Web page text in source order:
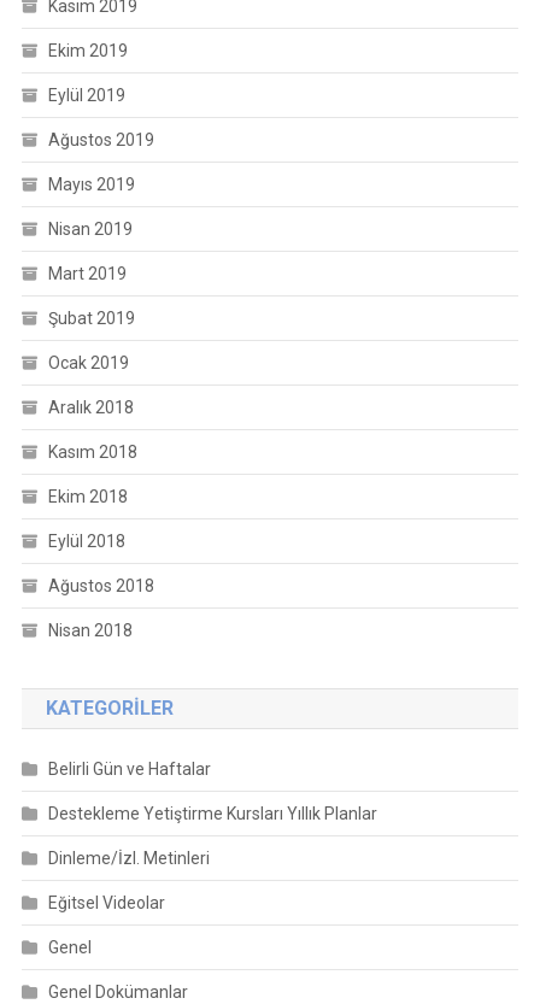
Kasım 2019
Ekim 2019
Eylül 2019
Ağustos 2019
Mayıs 2019
Nisan 2019
Mart 2019
Şubat 2019
Ocak 2019
Aralık 2018
Kasım 2018
Ekim 2018
Eylül 2018
Ağustos 2018
Nisan 2018
KATEGORILER
Belirli Gün ve Haftalar
Destekleme Yetiştirme Kursları Yıllık Planlar
Dinleme/İzl. Metinleri
Eğitsel Videolar
Genel
Genel Dokümanlar